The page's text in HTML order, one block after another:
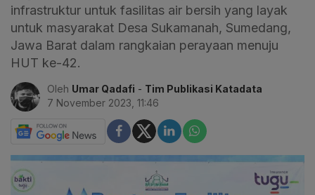
infrastruktur untuk fasilitas air bersih yang layak
untuk masyarakat Desa Sukamanah, Sumedang,
Jawa Barat dalam rangkaian perayaan menuju
HUT ke-42.
Oleh Umar Qadafi - Tim Publikasi Katadata
7 November 2023, 11:46